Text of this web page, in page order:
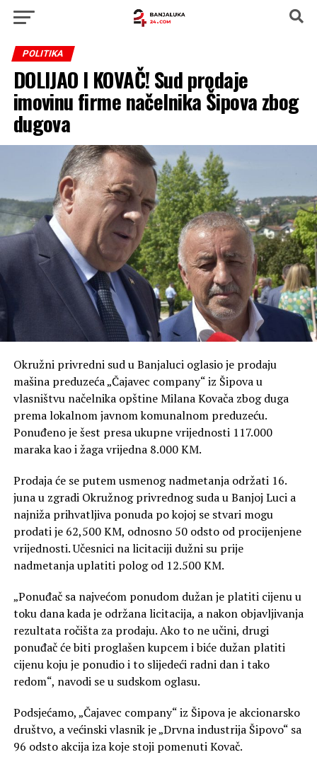
POLITIKA
DOLIJAO I KOVAČ! Sud prodaje
imovinu firme načelnika Šipova zbog
dugova
Okružni privredni sud u Banjaluci oglasio je prodaju
mašina preduzeća „Čajavec company“ iz Šipova u
vlasništvu načelnika opštine Milana Kovača zbog duga
prema lokalnom javnom komunalnom preduzeću.
Ponuđeno je šest presa ukupne vrijednosti 117.000
maraka kao i žaga vrijedna 8.000 KM.
Prodaja će se putem usmenog nadmetanja održati 16.
juna u zgradi Okružnog privrednog suda u Banjoj Luci a
najniža prihvatljiva ponuda po kojoj se stvari mogu
prodati je 62,500 KM, odnosno 50 odsto od procijenjene
vrijednosti. Učesnici na licitaciji dužni su prije
nadmetanja uplatiti polog od 12.500 KM.
„Ponuđač sa najvećom ponudom dužan je platiti cijenu u
toku dana kada je održana licitacija, a nakon objavljivanja
rezultata ročišta za prodaju. Ako to ne učini, drugi
ponuđač će biti proglašen kupcem i biće dužan platiti
cijenu koju je ponudio i to slijedeći radni dan i tako
redom“, navodi se u sudskom oglasu.
Podsjećamo, „Čajavec company“ iz Šipova je akcionarsko
društvo, a većinski vlasnik je „Drvna industrija Šipovo“ sa
96 odsto akcija iza koje stoji pomenuti Kovač.